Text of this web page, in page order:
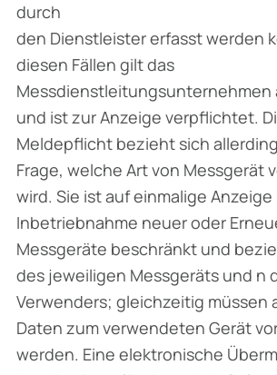
durch
den Dienstleister erfasst werden
diesen Fällen gilt das
Messdienstleitungsunternehmen
und ist zur Anzeige verpflichtet.
Meldepflicht bezieht sich
Frage, welche Art von Messgerät
wird. Sie ist auf einmalige Anzeige
Inbetriebnahme neuer oder
Messgeräte beschränkt und
des jeweiligen Messgeräts und n
Verwenders; gleichzeitig müssen
Daten zum verwendeten Gerät
werden. Eine elektronische